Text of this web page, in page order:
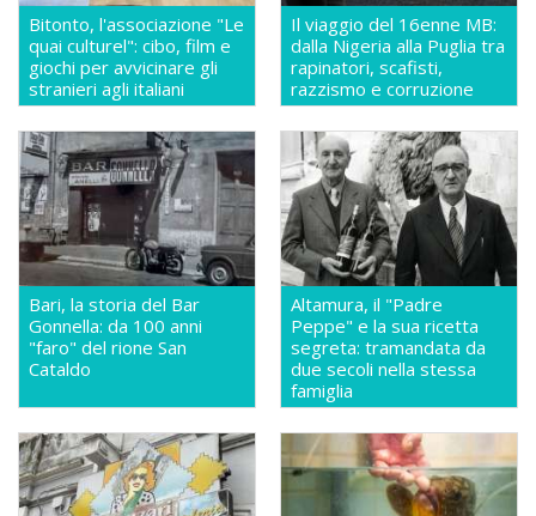
Bitonto, l'associazione "Le
quai culturel": cibo, film e
giochi per avvicinare gli
stranieri agli italiani
Il viaggio del 16enne MB:
dalla Nigeria alla Puglia tra
rapinatori, scafisti,
razzismo e corruzione
Bari, la storia del Bar
Gonnella: da 100 anni
"faro" del rione San
Cataldo
Altamura, il "Padre
Peppe" e la sua ricetta
segreta: tramandata da
due secoli nella stessa
famiglia